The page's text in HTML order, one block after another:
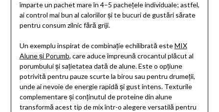
împarte un pachet mare în 4–5 pachețele individuale; astfel,
ai control mai bun al caloriilor și te bucuri de gustări sărate
pentru consum zilnic fără griji.
Un exemplu inspirat de combinație echilibrată esteMIX
Alune și Porumb, care aduce împreună crocantul plăcut al
porumbului și sațietatea dată de alune. Este o opțiune
potrivită pentru pauze scurte la birou sau pentru drumeții,
unde ai nevoie de energie rapidă și gust intens. Texturile
complementare și conținutul de proteine din alune
transformă acest tip de mix într-o alegere versatilă pentru